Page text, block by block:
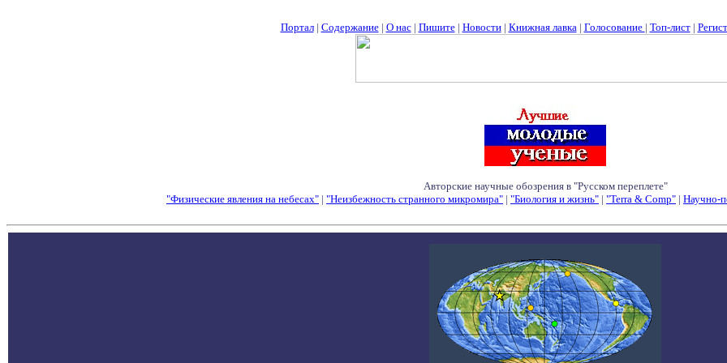
Портал| Содержание| О нас| Пишите| Новости| Книжная лавка| Голосование | Топ-лист|
Авторские научные обозрения в "Русском переплете"
"Физические явления на небесах" | "Неизбежность странного микромира" | "Биология и жизнь" | "Terra & Comp" | Научно-